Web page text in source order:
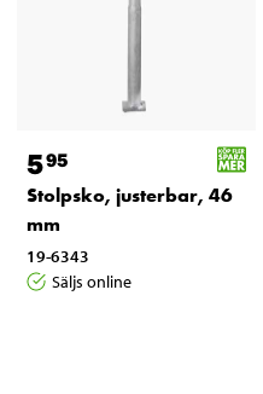
595
Stolpsko, justerbar, 46
mm
19-6343
Säljs online